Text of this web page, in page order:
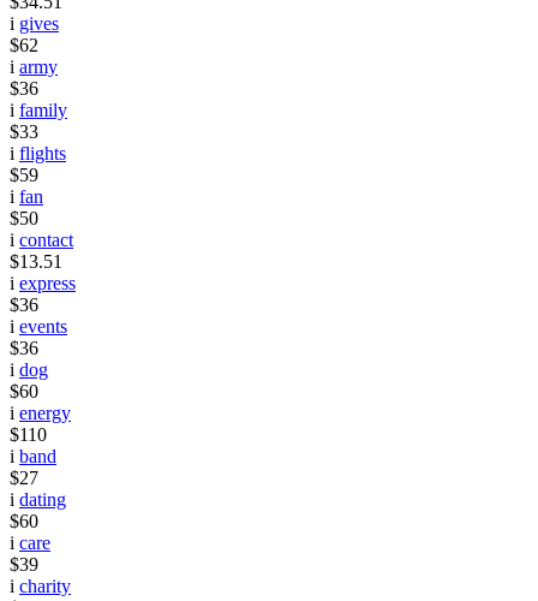
i gives
$62
i army
$36
i family
$33
i flights
$59
i fan
$50
i contact
$13.51
i express
$36
i events
$36
i dog
$60
i energy
$110
i band
$27
i dating
$60
i care
$39
i charity